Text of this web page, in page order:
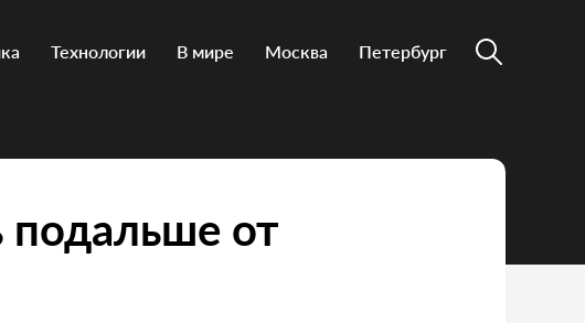
Технологии В мире Москва Петербург
подальше от